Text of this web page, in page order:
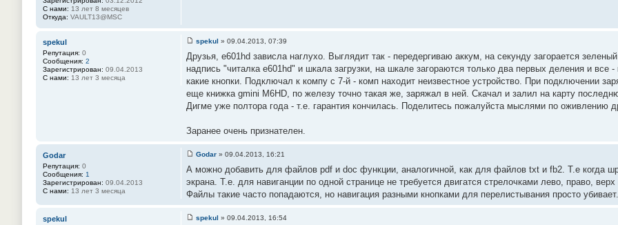
С нами: 13 лет 8 месяцев
Откуда: VAULT13@MSC
spekul
Репутация: 0
Сообщения: 2
Зарегистрирован: 09.04.2013
С нами: 13 лет 3 месяца
о
б
щ
н
и
3
spekul » 09.04.2013, 07:39
Друзья, e601hd зависла наглухо. Выглядит так - передергиваю аккум, на секунду загорается
надпись "читалка e601hd" и шкала загрузки, на шкале загораются только два первых деления и все -
какие кнопки. Подключал к компу с 7-й - комп находит неизвестное устройство. При подключении
еще книжка gmini M6HD, по железу точно такая же, заряжал в ней. Скачал и залил на карту
Дигме уже полтора года - т.е. гарантия кончилась. Поделитесь пожалуйста мыслями по оживлению
Заранее очень признателен.
Godar
Репутация: 0
Сообщения: 1
Зарегистрирован: 09.04.2013
С нами: 13 лет 3 месяца
о
б
щ
и
Godar » 09.04.2013, 16:21
А можно добавить для файлов pdf и doc функции, аналогичной, как для файлов txt и fb2. Т.е когда
экрана. Т.е. для навиганции по одной странице не требуется двигатся стрелочками лево, право, верх
Файлы такие часто попадаются, но навигация разными кнопками для перелистывания просто
spekul spekul » 09.04.2013, 16:54